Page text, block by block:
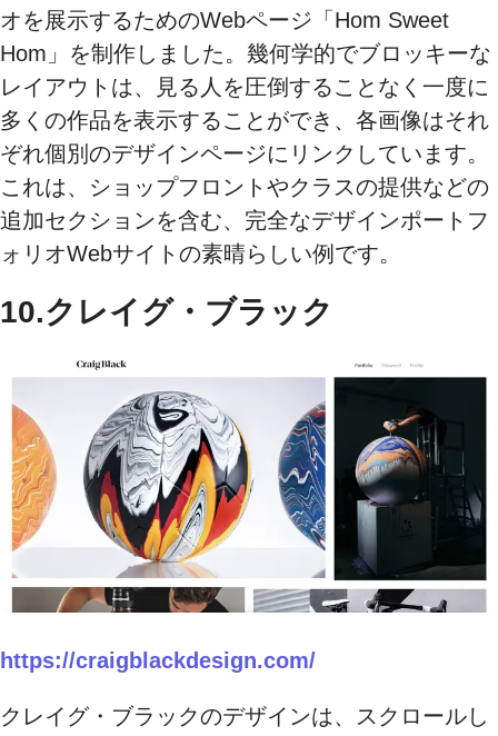
オを展示するためのWebページ「Hom Sweet
Hom」を制作しました。幾何学的でブロッキーな
レイアウトは、見る人を圧倒することなく一度に
多くの作品を表示することができ、各画像はそれ
ぞれ個別のデザインページにリンクしています。
これは、ショップフロントやクラスの提供などの
追加セクションを含む、完全なデザインポートフ
ォリオWebサイトの素晴らしい例です。
10.クレイグ・ブラック
https://craigblackdesign.com/
クレイグ・ブラックのデザインは、スクロールし